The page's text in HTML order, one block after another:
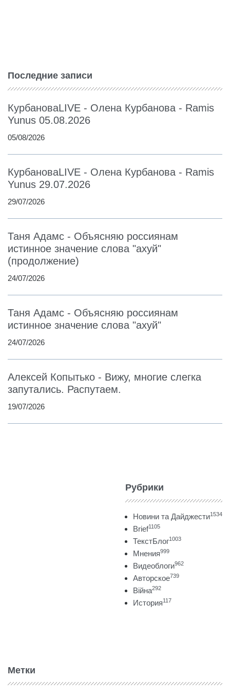
Последние записи
КурбановаLIVE - Олена Курбанова - Ramis
Yunus 05.08.2026
05/08/2026
КурбановаLIVE - Олена Курбанова - Ramis
Yunus 29.07.2026
29/07/2026
Таня Адамс - Объясняю россиянам
истинное значение слова "ахуй"
(продолжение)
24/07/2026
Таня Адамс - Объясняю россиянам
истинное значение слова "ахуй"
24/07/2026
Алексей Копытько - Вижу, многие слегка
запутались. Распутаем.
19/07/2026
Рубрики
Новини та Дайджести1534
Brief1105
ТекстБлог1003
Мнения999
Видеоблоги962
Авторское739
Війна292
История117
Метки